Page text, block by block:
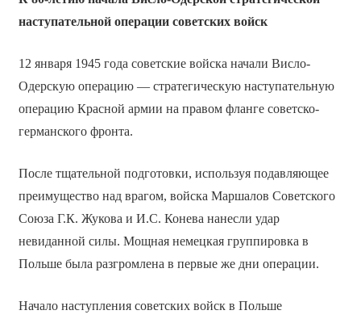
наступательной операции советских войск
12 января 1945 года советские войска начали Висло-
Одерскую операцию — стратегическую наступательную
операцию Красной армии на правом фланге советско-
германского фронта.
После тщательной подготовки, используя подавляющее
преимущество над врагом, войска Маршалов Советского
Союза Г.К. Жукова и И.С. Конева нанесли удар
невиданной силы. Мощная немецкая группировка в
Польше была разгромлена в первые же дни операции.
Начало наступления советских войск в Польше